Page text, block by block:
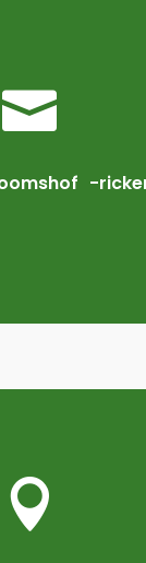

-
